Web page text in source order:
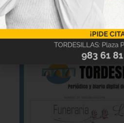
Hazte ya con la trigésimo
la revista Tordesillas al día.
imagen para verla online.